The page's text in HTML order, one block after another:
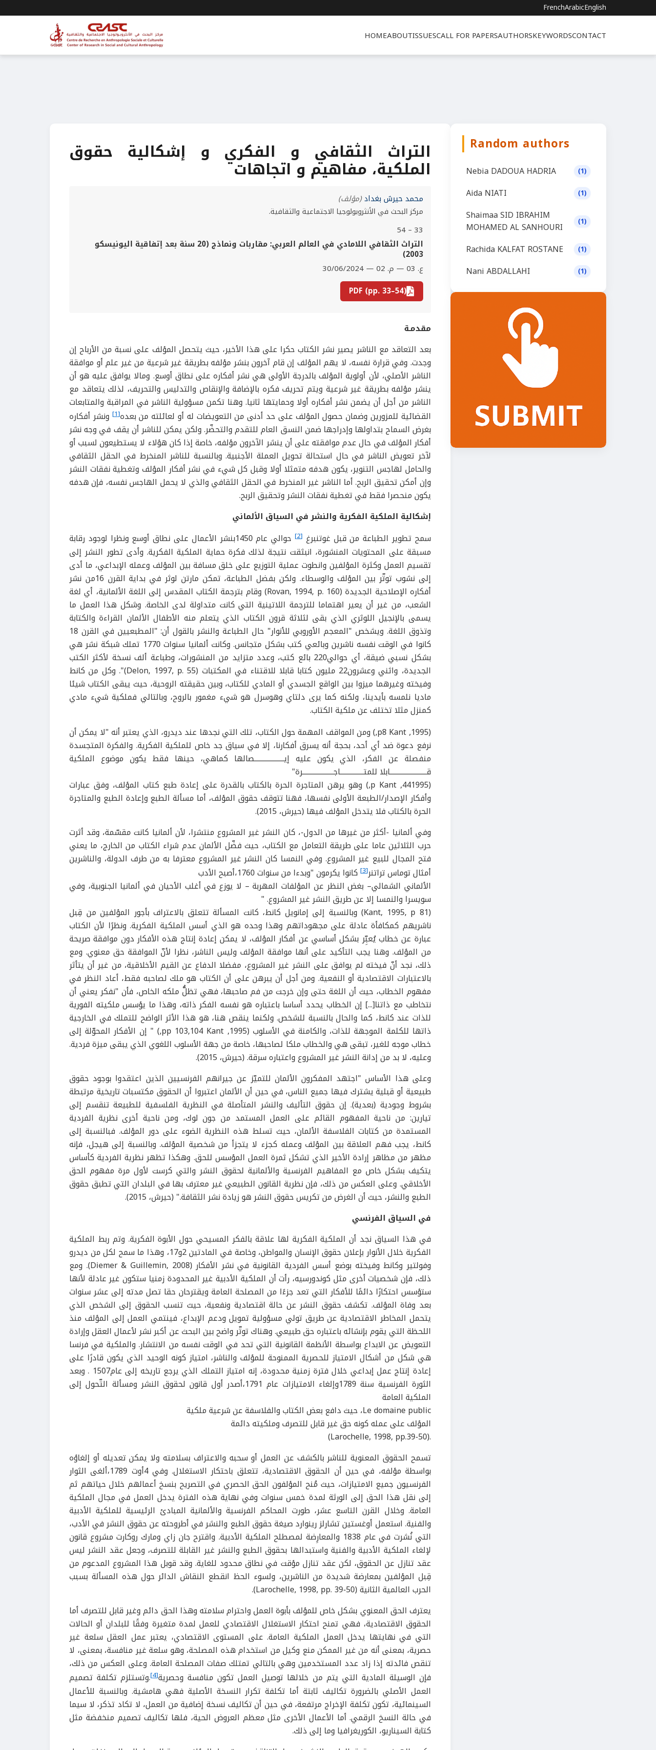
FrenchArabicEnglish
HOMEABOUTISSUESCALL FOR PAPERSAUTHORSKEYWORDSCONTACT
التراث الثقافي و الفكري و إشكالية حقوق
الملكية، مفاهيم و اتجاهات
محمد حيرش بغداد(مؤلف)
مركز البحث في الأنثروبولوجيا الاجتماعية والثقافية.
33 – 54
التراث الثقافي اللامادي في العالم العربي: مقاربات ونماذج (20 سنة بعد إتفاقية اليونيسكو
2003)
ع. 03 — م. 02 — 30/06/2024
PDF (pp. 33–54)
مقدمـة
بعد التعاقد مع الناشر يصير نشر الكتاب حكرا على هذا الأخير، حيث يتحصل المؤلف على نسبة من الأرباح إن
وجدت. وفي قرارة نفسه، لا يهم المؤلف إن قام آخرون بنشر مؤلفه بطريقة غير شرعية من غير علم أو موافقة
الناشر الأصلي، لأن أولوية المؤلف بالدرجة الأولى هي نشر أفكاره على نطاق أوسع. ومالا يوافق عليه هو أن
ينشر مؤلفه بطريقة غير شرعية ويتم تحريف فكره بالإضافة والإنقاص والتدليس والتحريف، لذلك يتعاقد مع
الناشر من أجل أن يضمن نشر أفكاره أولا وحمايتها ثانيا. وهنا تكمن مسؤولية الناشر في المراقبة والمتابعات
القضائية للمزورين وضمان حصول المؤلف على حد أدنى من التعويضات له أو لعائلته من بعده[1]
ونشر أفكاره
بغرض السماح بتداولها وإدراجها ضمن النسق العام للتقدم والتحضّر. ولكن يمكن للناشر أن يقف في وجه نشر
أفكار المؤلف في حال عدم موافقته على أن ينشر الآخرون مؤلفه، خاصة إذا كان هؤلاء لا يستطيعون لسبب أو
لآخر تعويض الناشر في حال استحالة تحويل العملة الأجنبية. وبالنسبة للناشر المنخرط في الحقل الثقافي
والحامل لهاجس التنوير، يكون هدفه متمثلا أولا وقبل كل شيء في نشر أفكار المؤلف وتغطية نفقات النشر
وإن أمكن تحقيق الربح. أما الناشر غير المنخرط في الحقل الثقافي والذي لا يحمل الهاجس نفسه، فإن هدفه
يكون منحصرا فقط في تغطية نفقات النشر وتحقيق الربح.
إشكالية الملكية الفكرية والنشر في السياق الألماني
سمح تطوير الطباعة من قبل غوتنبرغ [2]
حوالي عام 1450بنشر الأعمال على نطاق أوسع ونظرا لوجود رقابة
مسبقة على المحتويات المنشورة، انبثقت نتيجة لذلك فكرة حماية الملكية الفكرية. وأدى تطور النشر إلى
تقسيم العمل وكثرة المؤلفين وانطوت عملية التوزيع على خلق مسافة بين المؤلف وعمله الإبداعي، ما أدى
إلى نشوب توتّر بين المؤلف والوسطاء. ولكن بفضل الطباعة، تمكن مارتن لوثر في بداية القرن 16من نشر
أفكاره الإصلاحية الجديدة (Rovan, 1994, p. 160) وقام بترجمة الكتاب المقدس إلى اللغة الألمانية، أي لغة
الشعب، من غير أن يعير اهتماما للترجمة اللاتينية التي كانت متداولة لدى الخاصة. وشكل هذا العمل ما
يسمى بالإنجيل اللوثري الذي بقى لثلاثة قرون الكتاب الذي يتعلم منه الأطفال الألمان القراءة والكتابة
وتذوق اللغة. ويشخص "المعجم الأوروبي للأنوار" حال الطباعة والنشر بالقول أن: "المطبعيين في القرن 18
كانوا في الوقت نفسه ناشرين وبائعي كتب بشكل متجانس. وكانت ألمانيا سنوات 1770 تملك شبكة نشر هي
بشكل نسبي ضيقة، أي حوالي220 بائع كتب، وعدد متزايد من المنشورات، وطباعة ألف نسخة لأكثر الكتب
الجديدة، واثني وعشرون22 مليون كتابا قابلا للاقتناء في المكتبات (Delon, 1997, p. 55)". وكل من كانط
وفيخته وغيرهما ميزوا بين الواقع الجسدي أو المادي للكتاب، وبين حقيقته الروحية، حيث يبقى الكتاب شيئا
ماديا نلمسه بأيدينا، ولكنه كما يرى دلتاي وهوسرل هو شيء مغمور بالروح، وبالتالي فملكية شيء مادي
كمنزل مثلا تختلف عن ملكية الكتاب.
(1995, p8 Kant,)
ومن المواقف المهمة حول الكتاب، تلك التي نجدها عند ديدرو، الذي يعتبر أنه "لا يمكن أن
نرفع دعوة ضد أي أحد، بحجة أنه يسرق أفكارنا، إلا في سياق جد خاص للملكية الفكرية. والفكرة المتجسدة
منفصلة عن الفكر، الذي يكون عليه إيــــــــــــــــــــصالها كماهي، حينها فقط يكون موضوع الملكية
قـــــــــــــــــــــــــابلا للمتــــــــــــــــاجـــــــــــــــــــــرة"
(441995, p Kant,) وهو يرهن المتاجرة الحرة بالكتاب بالقدرة على إعادة طبع كتاب المؤلف، وفق عبارات
وأفكار الإصدار/الطبعة الأولى نفسها، فهنا تتوقف حقوق المؤلف، أما مسألة الطبع وإعادة الطبع والمتاجرة
الحرة بالكتاب فلا يتدخل المؤلف فيها (حيرش، 2015).
وفي ألمانيا -أكثر من غيرها من الدول-، كان النشر غير المشروع منتشرا، لأن ألمانيا كانت مقسّمة، وقد أثرت
حرب الثلاثين عاما على طريقة التعامل مع الكتاب، حيث فضّل الألمان عدم شراء الكتاب من الخارج، ما يعني
فتح المجال للبيع غير المشروع. وفي النمسا كان النشر غير المشروع معترفا به من طرف الدولة، والناشرين
أمثال توماس تراتنر[3] كانوا يكرمون "وبدءا من سنوات 1760،أصبح الأدب
الألماني الشمالي– بغض النظر عن المؤلفات المهربة – لا يوزع في أغلب الأحيان في ألمانيا الجنوبية، وفي
سويسرا والنمسا إلا عن طريق النشر غير المشروع. "
(Kant, 1995, p 81) وبالنسبة إلى إمانويل كانط، كانت المسألة تتعلق بالاعتراف بأجور المؤلفين من قِبل
ناشريهم كمكافأة عادلة على مجهوداتهم وهذا وحده هو الذي أسس الملكية الفكرية. ونظرًا لأن الكتاب
عبارة عن خطاب يُعبِّر بشكل أساسي عن أفكار المؤلف، لا يمكن إعادة إنتاج هذه الأفكار دون موافقة صريحة
من المؤلف. وهنا يجب التأكيد على أنها موافقة المؤلف وليس الناشر، نظرا لأنّ الموافقة حق معنوي. ومع
ذلك، نجد أنّ فيخته لم يوافق على النشر غير المشروع، مفضلا الدفاع عن القيم الأخلاقية، من غير أن يتأثر
بالاعتبارات الاقتصادية أو النفعية. ومن أجل أن يبرهن على أن الكتاب هو ملك لصاحبه فقط، أعاد النظر في
مفهوم الخطاب، حيث أن اللغة حتى وإن خرجت من فم صاحبها، فهي تظلُّ ملكه الخاص، فأن "نفكر يعني أن
نتخاطب مع ذاتنا[...] إن الخطاب يحدد أساسا باعتباره هو نفسه الفكر ذاته، وهذا ما يؤسس ملكيته الفورية
للذات عند كانط، كما والحال بالنسبة للشخص. ولكنما ينقص هنا، هو هذا الأثر الواضح للتملك في الخارجية
ذاتها للكلمة الموجهة للذات، والكامنة في الأسلوب (1995, pp 103,104 Kant,) " إن الأفكار المحوّلة إلى
خطاب موجه للغير، تبقى هي والخطاب ملكا لصاحبها، خاصة من جهة الأسلوب اللغوي الذي يبقى ميزة فردية.
وعليه، لا بد من إدانة النشر غير المشروع واعتباره سرقة. (حيرش، 2015).
وعلى هذا الأساس "اجتهد المفكرون الألمان للتميّز عن جيرانهم الفرنسيين الذين اعتقدوا بوجود حقوق
طبيعية أو قبلية يشترك فيها جميع الناس، في حين أن الألمان اعتبروا أن الحقوق مكتسبات تاريخية مرتبطة
بشروط وجودية (بعدية). إن حقوق التأليف والنشر المتأصلة في النظرية الفلسفية للطبيعة تنقسم إلى
تيارين: من ناحية المفهوم القائم على العمل المستمد من جون لوك، ومن ناحية أخرى نظرية الفردية
المستمدة من كتابات الفلاسفة الألمان، حيث تسلط هذه النظرية الضوء على دور المؤلف. فبالنسبة إلى
كانط، يجب فهم العلاقة بين المؤلف وعمله كجزء لا يتجزأ من شخصية المؤلف. وبالنسبة إلى هيجل، فإنه
مظهر من مظاهر إرادة الأخير الذي تشكل ثمرة العمل المؤسس للحق. وهكذا تظهر نظرية الفردية كأساس
يتكيف بشكل خاص مع المفاهيم الفرنسية والألمانية لحقوق النشر والتي كرست لأول مرة مفهوم الحق
الأخلاقي. وعلى العكس من ذلك، فإن نظرية القانون الطبيعي غير معترف بها في البلدان التي تطبق حقوق
الطبع والنشر، حيث أن الغرض من تكريس حقوق النشر هو زيادة نشر الثقافة." (حيرش، 2015).
في السياق الفرنسي
في هذا السياق نجد أن الملكية الفكرية لها علاقة بالفكر المسيحي حول الأبوة الفكرية. وتم ربط الملكية
الفكرية خلال الأنوار بإعلان حقوق الإنسان والمواطن، وخاصة في المادتين 2و17، وهذا ما سمح لكل من ديدرو
وفولتير وكانط وفيخته بوضع أسس الفردية القانونية في نشر الأفكار (Diemer & Guillemin, 2008). ومع
ذلك، فإن شخصيات أخرى مثل كوندورسيه، رأت أن الملكية الأدبية غير المحدودة زمنيا ستكون غير عادلة لأنها
ستؤسس احتكارًا دائمًا للأفكار التي تعد جزءًا من المصلحة العامة ويقترحان حقا تصل مدته إلى عشر سنوات
بعد وفاة المؤلف. تكشف حقوق النشر عن حالة اقتصادية ونفعية، حيث تنسب الحقوق إلى الشخص الذي
يتحمل المخاطر الاقتصادية عن طريق تولي مسؤولية تمويل ودعم الإبداع، فينتمي العمل إلى المؤلف منذ
اللحظة التي يقوم بإنشائه باعتباره حق طبيعي. وهناك توتّر واضح بين البحث عن أكبر نشر لأعمال العقل وإرادة
التعويض عن الابداع بواسطة الأنظمة القانونية التي تحد في الوقت نفسه من الانتشار. والملكية في فرنسا
هي شكل من أشكال الامتياز للحصرية الممنوحة للمؤلف والناشر، امتياز كونه الوحيد الذي يكون قادرًا على
إعادة إنتاج عمل إبداعي خلال فترة زمنية محدودة، إنه امتياز التملك الذي يرجع تاريخه إلى عام1507 . وبعد
الثورة الفرنسية سنة 1789وإلغاء الامتيازات عام 1791،أصدر أول قانون لحقوق النشر ومسألة التّحول إلى
الملكية العامة
Le domaine public، حيث دافع بعض الكتاب والفلاسفة عن شرعية ملكية
المؤلف على عمله كونه حق غير قابل للتصرف وملكيته دائمة
.(Larochelle, 1998, pp.39-50)
تسمح الحقوق المعنوية للناشر بالكشف عن العمل أو سحبه والاعتراف بسلامته ولا يمكن تعديله أو إلغاؤه
بواسطة مؤلفه، في حين أن الحقوق الاقتصادية، تتعلق باحتكار الاستغلال. وفي 4أوت 1789،ألغى الثوار
الفرنسيون جميع الامتيازات، حيث مُنح المؤلفون الحق الحصري في التصريح بنسخ أعمالهم خلال حياتهم ثم
إلى نقل هذا الحق إلى الورثة لمدة خمس سنوات وفي نهاية هذه الفترة يدخل العمل في مجال الملكية
العامة. وخلال القرن التاسع عشر، طورت المحاكم الفرنسية والألمانية المبادئ الرئيسية للملكية الأدبية
والفنية. استعمل أوغستين تشارلز رينوارد صيغة حقوق الطبع والنشر في أطروحته عن حقوق النشر في الأدب،
التي نُشرت في عام 1838 والمعارِضة لمصطلح الملكية الأدبية. واقترح جان زاي ومارك روكارت مشروع قانون
لإلغاء الملكية الأدبية والفنية واستبدالها بحقوق الطبع والنشر غير القابلة للتصرف، وجعل عقد النشر ليس
عقد تنازل عن الحقوق، لكن عقد تنازل مؤقت في نطاق محدود للغاية. وقد قوبل هذا المشروع المدعوم من
قِبل المؤلفين بمعارضة شديدة من الناشرين، ولسوء الحظ انقطع النقاش الدائر حول هذه المسألة بسبب
الحرب العالمية الثانية (Larochelle, 1998, pp. 39-50).
يعترف الحق المعنوي بشكل خاص للمؤلف بأبوة العمل واحترام سلامته وهذا الحق دائم وغير قابل للتصرف أما
الحقوق الاقتصادية، فهي تمنح احتكار الاستغلال الاقتصادي للعمل لمدة متغيرة وفقًا للبلدان أو الحالات
التي في نهايتها يدخل العمل الملكية العامة. على المستوى الاقتصادي، يعتبر عمل العقل سلعة غير
حصرية، بمعنى أنه من غير الممكن منع وكيل من استخدام هذه المصلحة، وهو سلعة غير منافسة، بمعنى، لا
تنقص فائدته إذا زاد عدد المستخدمين وهي بالتالي تمتلك صفات المصلحة العامة. وعلى العكس من ذلك،
فإن الوسيلة المادية التي يتم من خلالها توصيل العمل تكون منافسة وحصرية[4] .وتستلزم تكلفة تصميم
العمل الأصلي بالضرورة تكاليف ثابتة أما تكلفة تكرار النسخة الأصلية فهي هامشية. وبالنسبة للأعمال
السينمائية، تكون تكلفة الإخراج مرتفعة، في حين أن تكاليف نسخة إضافية من العمل، لا تكاد تذكر، لا سيما
في حالة النسخ الرقمي. أما الأعمال الأخرى مثل معظم العروض الحية، فلها تكاليف تصميم منخفضة مثل
كتابة السيناريو، الكوريغرافيا وما إلى ذلك.
Random authors
Nebia DADOUA HADRIA (1)
Aida NIATI (1)
Shaimaa SID IBRAHIM
MOHAMED AL SANHOURI
(1)
Rachida KALFAT ROSTANE (1)
Nani ABDALLAHI (1)